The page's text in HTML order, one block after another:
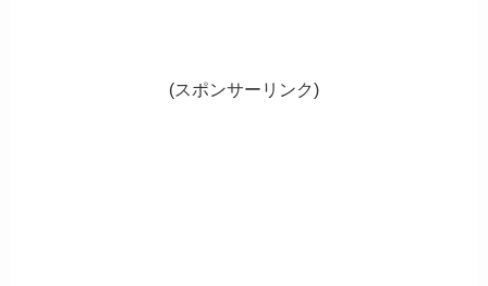
(スポンサーリンク)